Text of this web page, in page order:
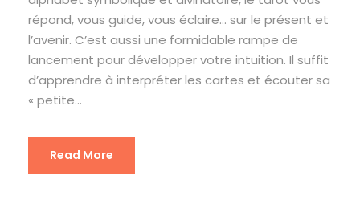
répond, vous guide, vous éclaire… sur le présent et
l’avenir. C’est aussi une formidable rampe de
lancement pour développer votre intuition. Il suffit
d’apprendre à interpréter les cartes et écouter sa
« petite...
Read More